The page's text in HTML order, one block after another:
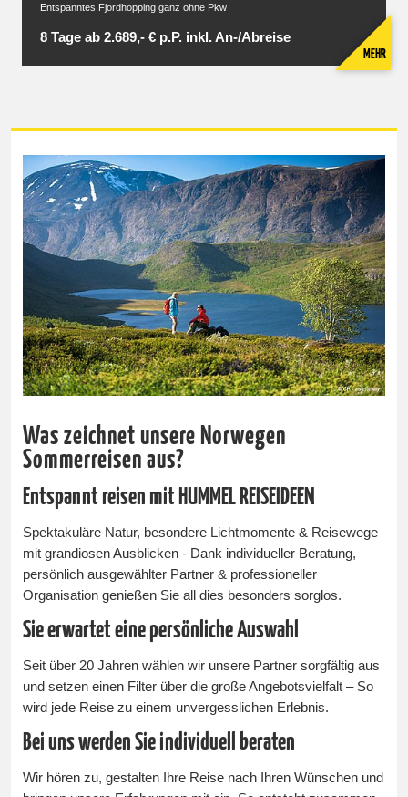
Entspanntes Fjordhopping ganz ohne Pkw
8 Tage ab 2.689,- € p.P. inkl. An-/Abreise
MEHR
Was zeichnet unsere Norwegen
Sommerreisen aus?
Entspannt reisen mit HUMMEL REISEIDEEN
Spektakuläre Natur, besondere Lichtmomente & Reisewege
mit grandiosen Ausblicken - Dank individueller Beratung,
persönlich ausgewählter Partner & professioneller
Organisation genießen Sie all dies besonders sorglos.
Sie erwartet eine persönliche Auswahl
Seit über 20 Jahren wählen wir unsere Partner sorgfältig aus
und setzen einen Filter über die große Angebotsvielfalt – So
wird jede Reise zu einem unvergesslichen Erlebnis.
Bei uns werden Sie individuell beraten
Wir hören zu, gestalten Ihre Reise nach Ihren Wünschen und